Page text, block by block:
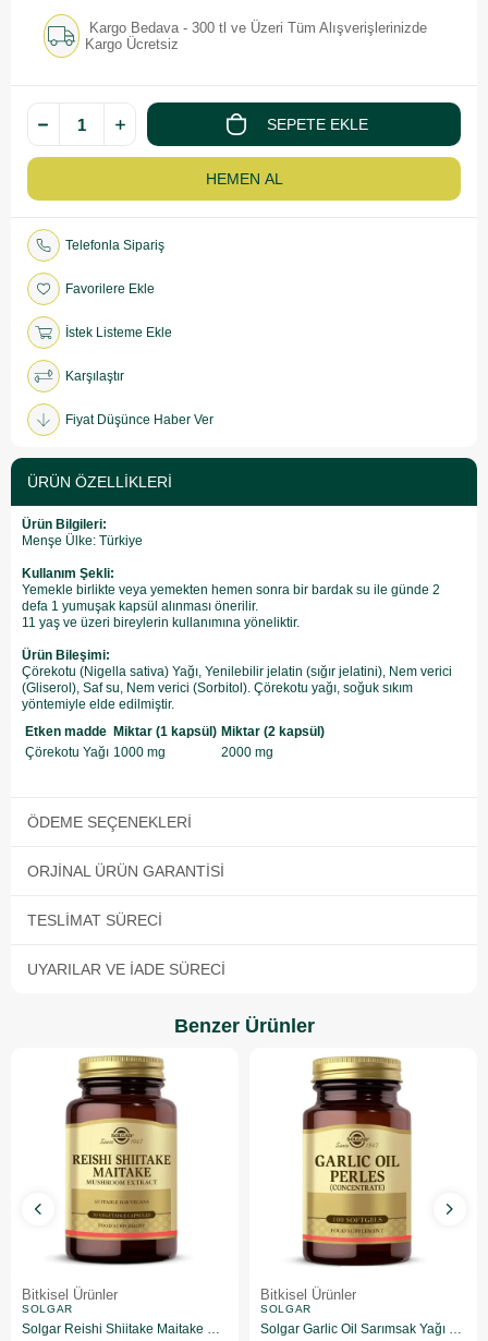
Kargo Bedava - 300 tl ve Üzeri Tüm Alışverişlerinizde
Kargo Ücretsiz
Telefonla Sipariş
Favorilere Ekle
İstek Listeme Ekle
Karşılaştır
Fiyat Düşünce Haber Ver
ÜRÜN ÖZELLIKLERI
Ürün Bilgileri:
Menşe Ülke: Türkiye
Kullanım Şekli:
Yemekle birlikte veya yemekten hemen sonra bir bardak su ile günde 2
defa 1 yumuşak kapsül alınması önerilir.
11 yaş ve üzeri bireylerin kullanımına yöneliktir.
Ürün Bileşimi:
Çörekotu (Nigella sativa) Yağı, Yenilebilir jelatin (sığır jelatini), Nem verici
(Gliserol), Saf su, Nem verici (Sorbitol). Çörekotu yağı, soğuk sıkım
yöntemiyle elde edilmiştir.​
Etken madde Miktar (1 kapsül) Miktar (2 kapsül)
Çörekotu Yağı 1000 mg 2000 mg
ÖDEME SEÇENEKLERI
ORJINAL ÜRÜN GARANTISI
TESLIMAT SÜRECI
UYARILAR VE İADE SÜRECI
Benzer Ürünler
Bitkisel Ürünler
SOLGAR
Solgar Reishi Shiitake Maitake Mushroom Extract 50 Kapsül
Bitkisel Ürünler
SOLGAR
Solgar Garlic Oil Sarımsak Yağı 100 Kapsül